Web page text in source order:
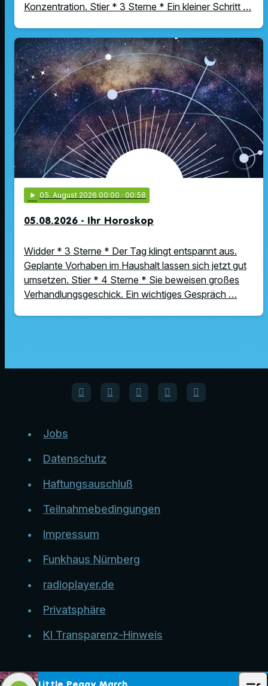
Konzentration. Stier * 3 Sterne * Ein kleiner Schritt …
play_arrow 05. August 2026 00:00 · 00:58
05.08.2026 - Ihr Horoskop
Widder * 3 Sterne * Der Tag klingt entspannt aus.
Geplante Vorhaben im Haushalt lassen sich jetzt gut
umsetzen. Stier * 4 Sterne * Sie beweisen großes
Verhandlungsgeschick. Ein wichtiges Gespräch …
Jobs
Datenschutz
Haftungsauschluß
Teilnahmebedingungen
Impressum
Funkhaus Nürnberg
radioplayer.de
Privatsphäre
KI Transparenz-Hinweis